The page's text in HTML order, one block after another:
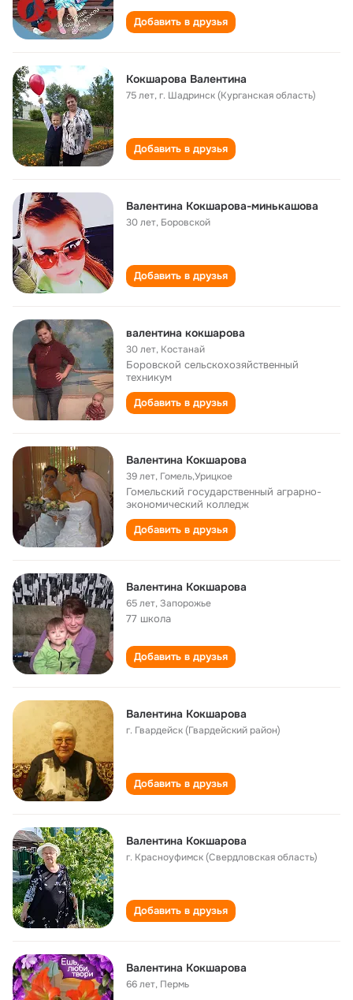
Добавить в друзья
Кокшарова Валентина
75 лет,г. Шадринск (Курганская область)
Добавить в друзья
Валентина Кокшарова-минькашова
30 лет, Боровской
Добавить в друзья
валентина кокшарова
30 лет, Костанай
Боровской сельскохозяйственный
техникум
Добавить в друзья
Валентина Кокшарова
39 лет, Гомель,Урицкое
Гомельский государственный аграрно-
экономический колледж
Добавить в друзья
Валентина Кокшарова
65 лет,Запорожье
77 школа
Добавить в друзья
Валентина Кокшарова
г. Гвардейск (Гвардейский район)
Добавить в друзья
Валентина Кокшарова
г. Красноуфимск (Свердловская область)
Добавить в друзья
Валентина Кокшарова
66 лет, Пермь